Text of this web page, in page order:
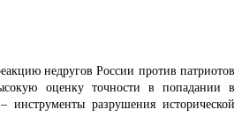
недругов России против патриотов
оценку точности в попадании в
инструменты разрушения исторической